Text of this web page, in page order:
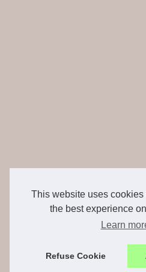
This website uses cookies
the best experience
Learn
Refuse Cookie